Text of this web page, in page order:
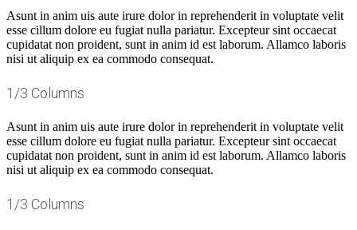
Asunt in anim uis aute irure dolor in reprehenderit in voluptate velit
esse cillum dolore eu fugiat nulla pariatur. Excepteur sint occaecat
cupidatat non proident, sunt in anim id est laborum. Allamco laboris
nisi ut aliquip ex ea commodo consequat.
1/3 Columns
Asunt in anim uis aute irure dolor in reprehenderit in voluptate velit
esse cillum dolore eu fugiat nulla pariatur. Excepteur sint occaecat
cupidatat non proident, sunt in anim id est laborum. Allamco laboris
nisi ut aliquip ex ea commodo consequat.
1/3 Columns